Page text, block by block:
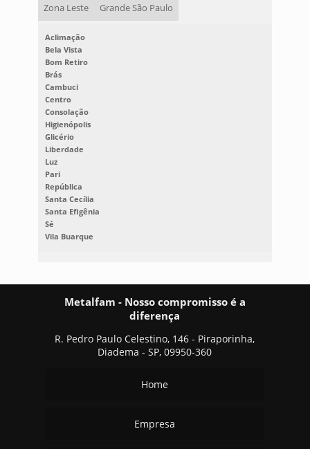
Zona Leste Grande São Paulo
Aclimação
Bela Vista
Bom Retiro
Brás
Cambuci
Centro
Consolação
Higienópolis
Glicério
Liberdade
Luz
Pari
República
Santa Cecília
Santa Efigênia
Sé
Vila Buarque
Metalfam - Nosso compromisso é a
diferença
R. Pedro Paulo Celestino, 146 - Piraporinha,
Diadema - SP, 09950-360
Home
Empresa